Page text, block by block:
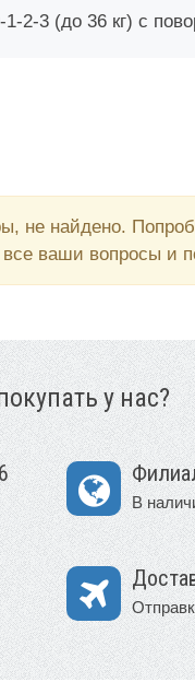
2-3 (до 36 кг) с
не найдено.
ваши вопросы и
у нас?
В